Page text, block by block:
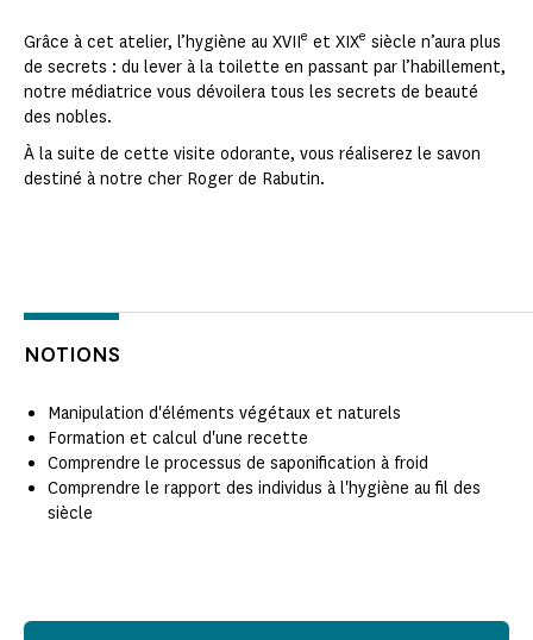
Grâce à cet atelier, l’hygiène au XVIIe et XIXe siècle n’aura plus
de secrets : du lever à la toilette en passant par l’habillement,
notre médiatrice vous dévoilera tous les secrets de beauté
des nobles.
À la suite de cette visite odorante, vous réaliserez le savon
destiné à notre cher Roger de Rabutin.
NOTIONS
Manipulation d'éléments végétaux et naturels
Formation et calcul d'une recette
Comprendre le processus de saponification à froid
Comprendre le rapport des individus à l'hygiène au fil des
siècle